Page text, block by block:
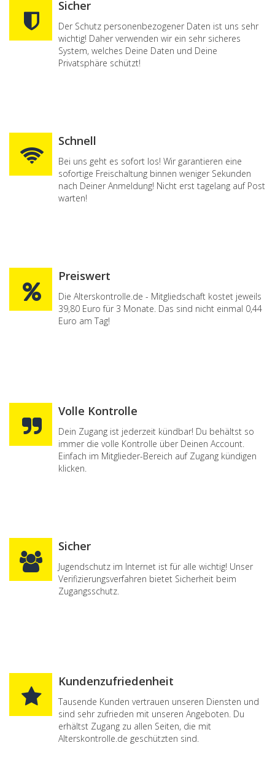
Sicher
Der Schutz personenbezogener Daten ist uns sehr
wichtig! Daher verwenden wir ein sehr sicheres
System, welches Deine Daten und Deine
Privatsphäre schützt!
Schnell
Bei uns geht es sofort los! Wir garantieren eine
sofortige Freischaltung binnen weniger Sekunden
nach Deiner Anmeldung! Nicht erst tagelang auf Post
warten!
Preiswert
Die Alterskontrolle.de - Mitgliedschaft kostet jeweils
39,80 Euro für 3 Monate. Das sind nicht einmal 0,44
Euro am Tag!
Volle Kontrolle
Dein Zugang ist jederzeit kündbar! Du behältst so
immer die volle Kontrolle über Deinen Account.
Einfach im Mitglieder-Bereich auf Zugang kündigen
klicken.
Sicher
Jugendschutz im Internet ist für alle wichtig! Unser
Verifizierungsverfahren bietet Sicherheit beim
Zugangsschutz.
Kundenzufriedenheit
Tausende Kunden vertrauen unseren Diensten und
sind sehr zufrieden mit unseren Angeboten. Du
erhältst Zugang zu allen Seiten, die mit
Alterskontrolle.de geschützten sind.